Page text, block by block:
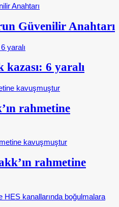
Güvenilir Anahtarı
kazası: 6 yaralı
rahmetine
rahmetine